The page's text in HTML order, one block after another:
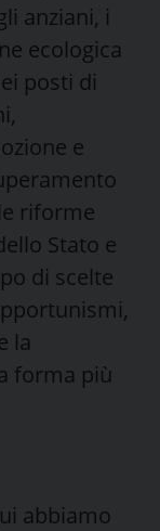
anziani, i
ecologica
posti di
e
riforme
Stato e
di scelte
la
forma più
abbiamo